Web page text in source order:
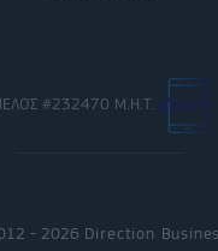
#232470 Μ.Η.Τ.
- 2026 Direction